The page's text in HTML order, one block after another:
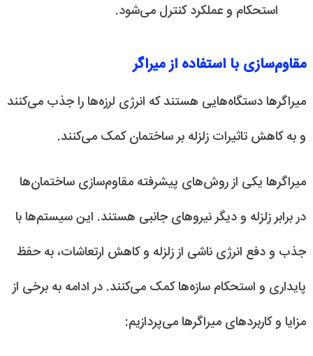
استحکام و عملکرد کنترل می‌شود.
مقاوم‌سازی با استفاده از میراگر
میراگرها دستگاه‌هایی هستند که انرژی لرزه‌ها را جذب می‌کنند
و به کاهش تاثیرات زلزله بر ساختمان کمک می‌کنند.
میراگرها یکی از روش‌های پیشرفته مقاوم‌سازی ساختمان‌ها
در برابر زلزله و دیگر نیروهای جانبی هستند. این سیستم‌ها با
جذب و دفع انرژی ناشی از زلزله و کاهش ارتعاشات، به حفظ
پایداری و استحکام سازه‌ها کمک می‌کنند. در ادامه به برخی از
مزایا و کاربردهای میراگرها می‌پردازیم: